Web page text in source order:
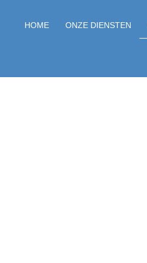
HOME ONZE DIENSTEN